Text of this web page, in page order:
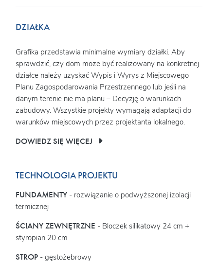
DZIAŁKA
Grafika przedstawia minimalne wymiary działki. Aby
sprawdzić, czy dom może być realizowany na konkretnej
działce należy uzyskać Wypis i Wyrys z Miejscowego
Planu Zagospodarowania Przestrzennego lub jeśli na
danym terenie nie ma planu – Decyzję o warunkach
zabudowy. Wszystkie projekty wymagają adaptacji do
warunków miejscowych przez projektanta lokalnego.
DOWIEDZ SIĘ WIĘCEJ
TECHNOLOGIA PROJEKTU
FUNDAMENTY - rozwiązanie o podwyższonej izolacji
termicznej
ŚCIANY ZEWNĘTRZNE - Bloczek silikatowy 24 cm +
styropian 20 cm
STROP - gęstożebrowy